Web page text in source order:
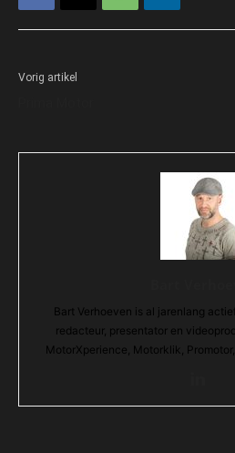
Vorig artikel
Bart Verhoeven is al jarenlang
redacteur, presentator en
MotorXperience, Motorklik,